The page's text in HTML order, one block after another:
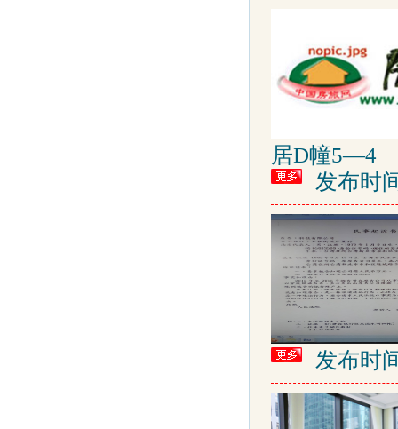
居D幢5—4
发布时
发布时